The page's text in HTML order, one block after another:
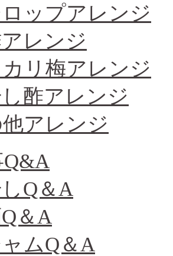
ップアレンジ
レンジ
リ梅アレンジ
酢アレンジ
アレンジ
Q&A
Q＆A
＆A
ムQ＆A